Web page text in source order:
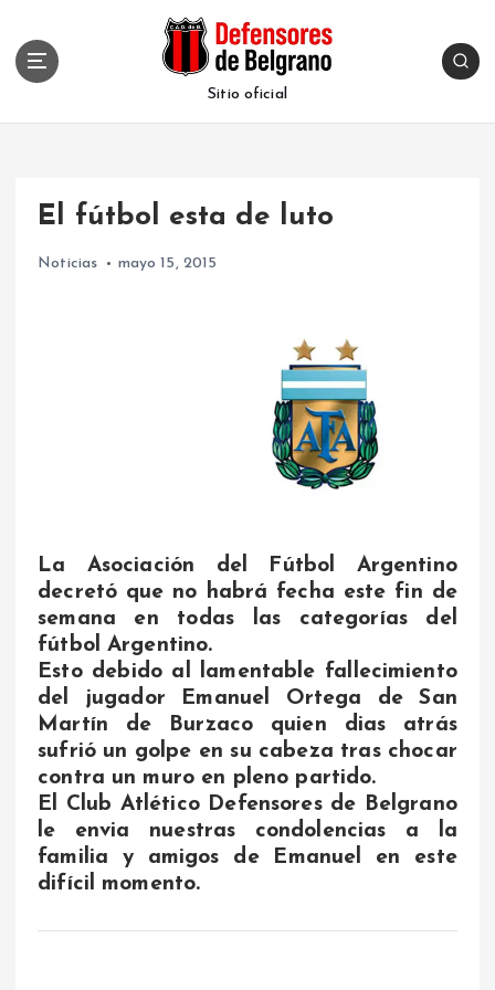
Sitio oficial
El fútbol esta de luto
Noticias mayo 15, 2015
La Asociación del Fútbol Argentino
decretó que no habrá fecha este fin de
semana en todas las categorías del
fútbol Argentino.
Esto debido al lamentable fallecimiento
del jugador Emanuel Ortega de San
Martín de Burzaco quien dias atrás
sufrió un golpe en su cabeza tras chocar
contra un muro en pleno partido.
El Club Atlético Defensores de Belgrano
le envia nuestras condolencias a la
familia y amigos de Emanuel en este
difícil momento.